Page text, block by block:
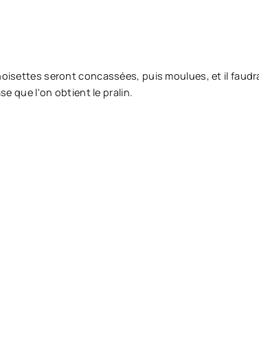
seront concassées, puis moulues, et il
que l'on obtient le pralin.